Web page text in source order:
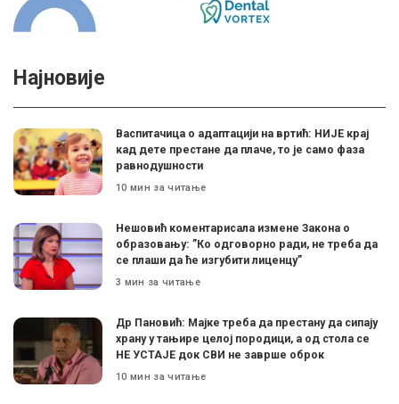
Најновије
Васпитачица о адаптацији на вртић: НИЈЕ крај
кад дете престане да плаче, то је само фаза
равнодушности
10 мин за читање
Нешовић коментарисала измене Закона о
образовању: ”Ко одговорно ради, не треба да
се плаши да ће изгубити лиценцу”
3 мин за читање
Др Пановић: Мајке треба да престану да сипају
храну у тањире целој породици, а од стола се
НЕ УСТАЈЕ док СВИ не заврше оброк
10 мин за читање